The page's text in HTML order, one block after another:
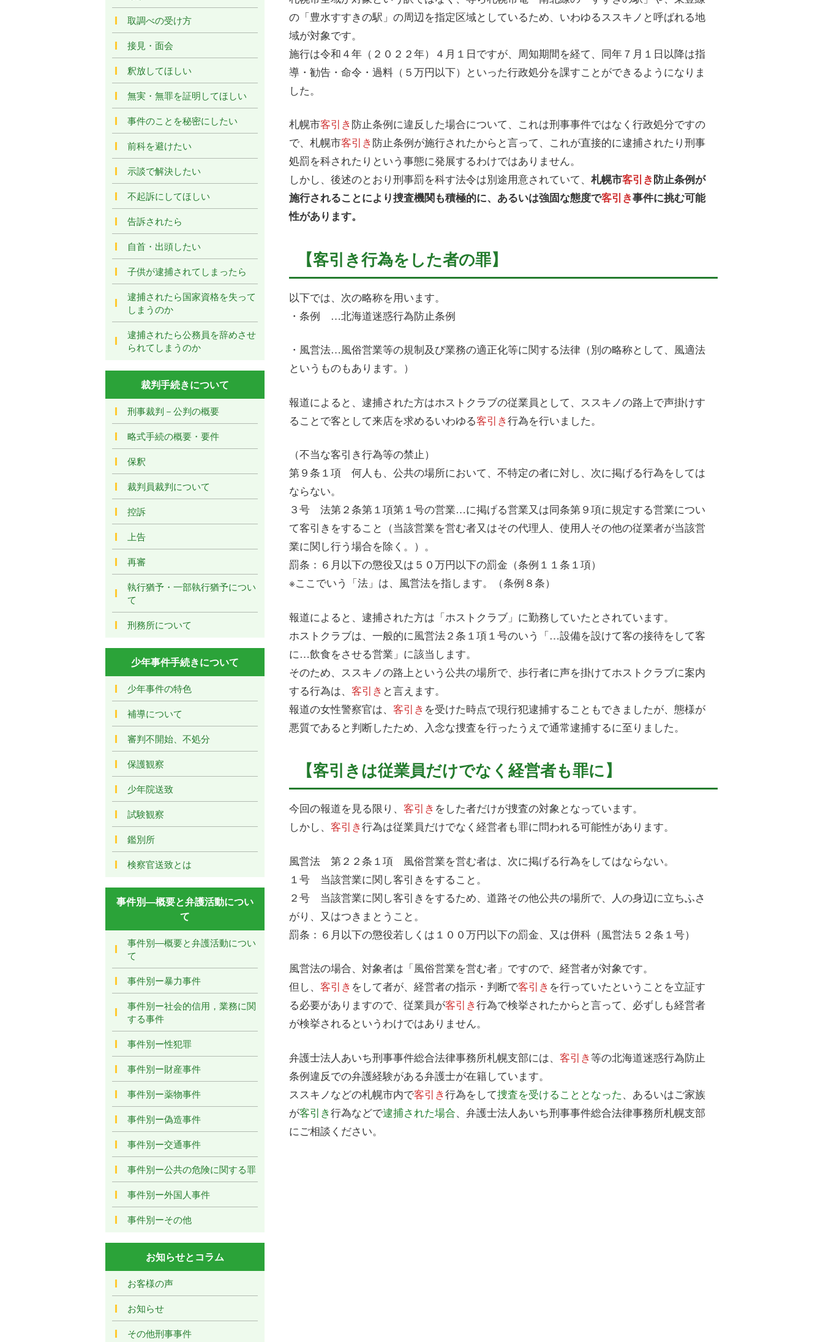
の「豊水すすきの駅」の周辺を指定区域としているため、いわゆるススキノと呼ばれる地
域が対象です。
施行は令和４年（２０２２年）４月１日ですが、周知期間を経て、同年７月１日以降は指
導・勧告・命令・過料（５万円以下）といった行政処分を課すことができるようになりま
した。
札幌市客引き防止条例に違反した場合について、これは刑事事件ではなく行政処分ですの
で、札幌市客引き防止条例が施行されたからと言って、これが直接的に逮捕されたり刑事
処罰を科されたりという事態に発展するわけではありません。
しかし、後述のとおり刑事罰を科す法令は別途用意されていて、 札幌市客引き防止条例が
施行されることにより捜査機関も積極的に、あるいは強固な態度で客引き事件に挑む可能
性があります。
【客引き行為をした者の罪】
以下では、次の略称を用います。
・条例 …北海道迷惑行為防止条例
・風営法…風俗営業等の規制及び業務の適正化等に関する法律（別の略称として、風適法
というものもあります。）
報道によると、逮捕された方はホストクラブの従業員として、ススキノの路上で声掛けす
ることで客として来店を求めるいわゆる客引き行為を行いました。
（不当な客引き行為等の禁止）
第９条１項 何人も、公共の場所において、不特定の者に対し、次に掲げる行為をしては
ならない。
３号 法第２条第１項第１号の営業…に掲げる営業又は同条第９項に規定する営業につい
て客引きをすること（当該営業を営む者又はその代理人、使用人その他の従業者が当該営
業に関し行う場合を除く。）。
罰条：６月以下の懲役又は５０万円以下の罰金（条例１１条１項）
※ここでいう「法」は、風営法を指します。（条例８条）
報道によると、逮捕された方は「ホストクラブ」に勤務していたとされています。
ホストクラブは、一般的に風営法２条１項１号のいう「…設備を設けて客の接待をして客
に…飲食をさせる営業」に該当します。
そのため、ススキノの路上という公共の場所で、歩行者に声を掛けてホストクラブに案内
する行為は、 客引き と言えます。
報道の女性警察官は、 客引き を受けた時点で現行犯逮捕することもできましたが、態様が
悪質であると判断したため、入念な捜査を行ったうえで通常逮捕するに至りました。
【客引きは従業員だけでなく経営者も罪に】
今回の報道を見る限り、 客引き をした者だけが捜査の対象となっています。
しかし、 客引き行為は従業員だけでなく経営者も罪に問われる可能性があります。
風営法 第２２条１項 風俗営業を営む者は、次に掲げる行為をしてはならない。
１号 当該営業に関し客引きをすること。
２号 当該営業に関し客引きをするため、道路その他公共の場所で、人の身辺に立ちふさ
がり、又はつきまとうこと。
罰条：６月以下の懲役若しくは１００万円以下の罰金、又は併科（風営法５２条１号）
風営法の場合、対象者は「風俗営業を営む者」ですので、経営者が対象です。
但し、 客引き をして者が、経営者の指示・判断で客引き を行っていたということを立証す
る必要がありますので、従業員が客引き行為で検挙されたからと言って、必ずしも経営者
が検挙されるというわけではありません。
弁護士法人あいち刑事事件総合法律事務所札幌支部には、 客引き等の北海道迷惑行為防止
条例違反での弁護経験がある弁護士が在籍しています。
ススキノなどの札幌市内で客引き行為をして捜査を受けることとなった、あるいはご家族
が客引き行為などで逮捕された場合、弁護士法人あいち刑事事件総合法律事務所札幌支部
にご相談ください。
取調べの受け方
接見・面会
釈放してほしい
無実・無罪を証明してほしい
事件のことを秘密にしたい
前科を避けたい
示談で解決したい
不起訴にしてほしい
告訴されたら
自首・出頭したい
子供が逮捕されてしまったら
逮捕されたら国家資格を失って
しまうのか
逮捕されたら公務員を辞めさせ
られてしまうのか
裁判手続きについて
刑事裁判－公判の概要
略式手続の概要・要件
保釈
裁判員裁判について
控訴
上告
再審
執行猶予・一部執行猶予につい
て
刑務所について
少年事件手続きについて
少年事件の特色
補導について
審判不開始、不処分
保護観察
少年院送致
試験観察
鑑別所
検察官送致とは
事件別―概要と弁護活動につい
て
事件別―概要と弁護活動につい
て
事件別ー暴力事件
事件別ー社会的信用，業務に関
する事件
事件別ー性犯罪
事件別ー財産事件
事件別ー薬物事件
事件別ー偽造事件
事件別ー交通事件
事件別ー公共の危険に関する罪
事件別ー外国人事件
事件別ーその他
お知らせとコラム
お客様の声
お知らせ
その他刑事事件